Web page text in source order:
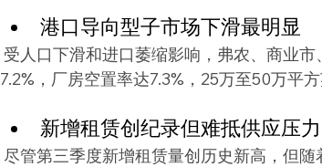
港口导向型子市场下滑最明显
受人口下滑和进口萎缩影响，弗农、商业
7.2%，厂房空置率达7.3%，25万至50万平
新增租赁创纪录但难抵供应压力
尽管第三季度新增租赁量创历史新高，但